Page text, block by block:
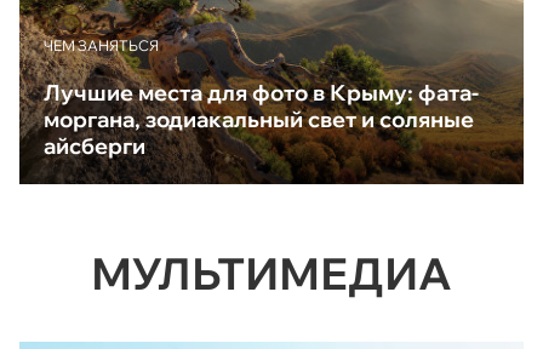
ЧЕМ ЗАНЯТЬСЯ
Лучшие места для фото в Крыму: фата-
моргана, зодиакальный свет и соляные
айсберги
МУЛЬТИМЕДИА